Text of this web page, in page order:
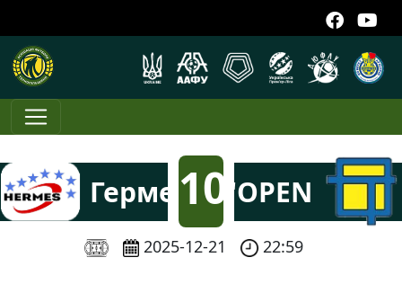
Гермес-7
10
:
"OPEN
TECK"
2025-12-21 22:59